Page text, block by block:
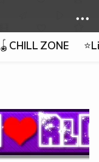
🪀CHILL ZONE